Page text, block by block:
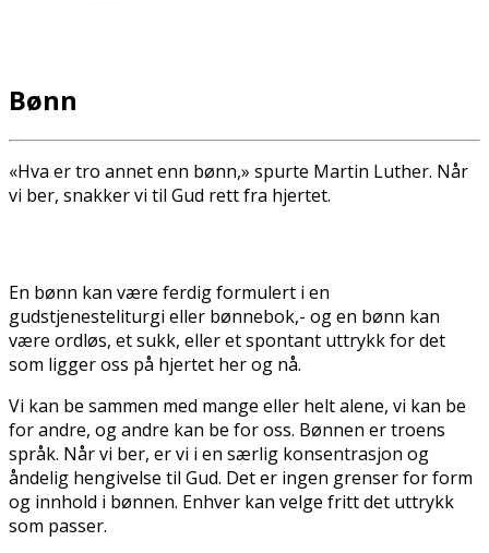
Bønn
«Hva er tro annet enn bønn,» spurte Martin Luther. Når
vi ber, snakker vi til Gud rett fra hjertet.
En bønn kan være ferdig formulert i en
gudstjenesteliturgi eller bønnebok,- og en bønn kan
være ordløs, et sukk, eller et spontant uttrykk for det
som ligger oss på hjertet her og nå.
Vi kan be sammen med mange eller helt alene, vi kan be
for andre, og andre kan be for oss. Bønnen er troens
språk. Når vi ber, er vi i en særlig konsentrasjon og
åndelig hengivelse til Gud. Det er ingen grenser for form
og innhold i bønnen. Enhver kan velge fritt det uttrykk
som passer.